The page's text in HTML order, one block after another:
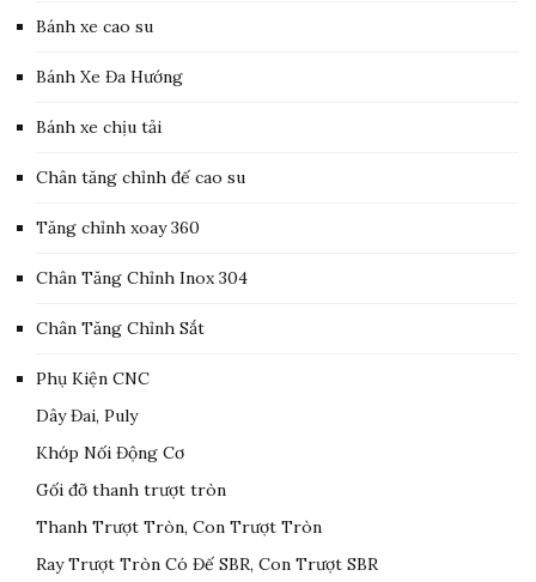
Bánh xe cao su
Bánh Xe Đa Hướng
Bánh xe chịu tải
Chân tăng chỉnh đế cao su
Tăng chỉnh xoay 360
Chân Tăng Chỉnh Inox 304
Chân Tăng Chỉnh Sắt
Phụ Kiện CNC
Dây Đai, Puly
Khớp Nối Động Cơ
Gối đỡ thanh trượt tròn
Thanh Trượt Tròn, Con Trượt Tròn
Ray Trượt Tròn Có Đế SBR, Con Trượt SBR